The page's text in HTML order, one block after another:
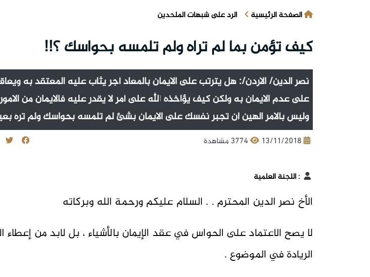
الصفحة الرئيسية الرد على شبهات الملحدين
كيف تؤمن بما لم تراه ولم تلمسه بحواسك ؟!!
نصر الدين/ الاردن/: هل يترتب على الايمان بالمعاد أجر يثاب عليه المعتقد به
على عدم الايمان به ولكن كيف يؤاخذه الله على أمر لا يقدر عليه فالايمان من
وليس بالامر الهين ان تجبر نفسك على الايمان بشئ لم تلمسه بحواسك ولم تره
13/11/2018 3774 مشاهدة
:اللجنة العلمية
الأخ نصر الدين المحترم . . السلام عليكم ورحمة الله وبركاته
لا يصح الاعتماد على الحواس في عقد الإيمان بالأشياء ، بل لابد من إعطاء
الريادة في الموضوع .